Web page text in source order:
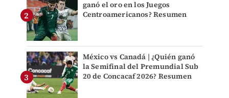
ganó el oro en los Juegos
Centroamericanos? Resumen
México vs Canadá | ¿Quién ganó
la Semifinal del Premundial Sub
20 de Concacaf 2026? Resumen